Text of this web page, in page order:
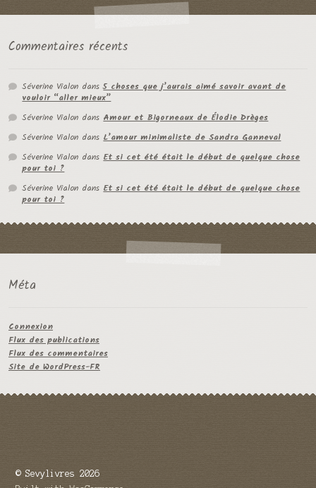
Commentaires récents
Séverine Vialon dans5 choses que j’aurais aimé savoir avant de
vouloir “aller mieux”
Séverine Vialon dans Amour et Bigorneaux de Élodie Drèges
Séverine Vialon dans L’amour minimaliste de Sandra Ganneval
Séverine Vialon dans Et si cet été était le début de quelque chose
pour toi ?
Séverine Vialon dans Et si cet été était le début de quelque chose
pour toi ?
Méta
Connexion
Flux des publications
Flux des commentaires
Site de WordPress-FR
© Sevylivres 2026